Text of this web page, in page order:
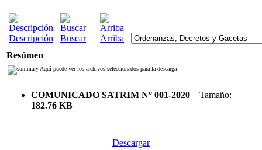
Descripción Buscar
Arriba
Resúmen
Aquí puede ver los archivos seleccionados para la descarga
COMUNICADO SATRIM N° 001-2020 Tamaño:
182.76 KB
Descargar